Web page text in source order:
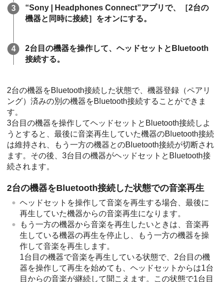
“Sony | Headphones Connect”アプリで、［2台の
機器と同時に接続］をオンにする。
2台目の機器を操作して、ヘッドセットと Bluetooth
接続する。
2台の機器をBluetooth接続した状態で、機器登録（ペアリ
ング）済みの別の機器をBluetooth接続することができま
す。
3台目の機器を操作してヘッドセットと Bluetooth接続しよ
うとすると、最後に音楽再生していた機器のBluetooth接続
は維持され、もう一方の機器とのBluetooth接続が切断され
ます。その後、3台目の機器がヘッドセットと Bluetooth接
続されます。
2台の機器をBluetooth接続した状態での音楽再生
ヘッドセットを操作して音楽を再生する場合、最後に
再生していた機器からの音楽再生になります。
もう一方の機器から音楽を再生したいときは、音楽再
生している機器の再生を停止し、もう一方の機器を操
作して音楽を再生します。
1台目の機器で音楽を再生している状態で、2台目の機
器を操作して再生を始めても、ヘッドセットからは1台
目からの音楽が継続して聞こえます。この状態で1台目